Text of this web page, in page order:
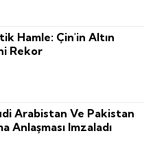
Hamle: Çin'in Altın
Rekor
Arabistan Ve Pakistan
Anlaşması Imzaladı